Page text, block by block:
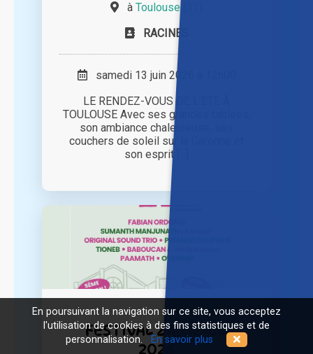
à Toulouse (31)
RACINES
samedi 13 juin 2026 à 12h00
LE RENDEZ-VOUS DE L’ÉTÉ À
TOULOUSE Avec ses grandes tablées,
son ambiance chaleureuse, ses
couchers de soleil sur la Garonne et
son esprit [...]
FESTIVAL ZICOZILO
2026
En poursuivant la navigation sur ce site, vous acceptez
l'utilisation de cookies à des fins statistiques et de
personnalisation.
En savoir plus